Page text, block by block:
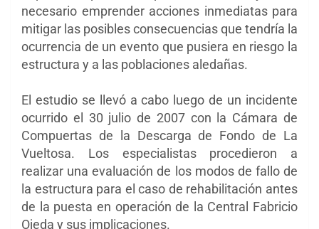
necesario emprender acciones inmediatas para
mitigar las posibles consecuencias que tendría la
ocurrencia de un evento que pusiera en riesgo la
estructura y a las poblaciones aledañas.
El estudio se llevó a cabo luego de un incidente
ocurrido el 30 julio de 2007 con la Cámara de
Compuertas de la Descarga de Fondo de La
Vueltosa. Los especialistas procedieron a
realizar una evaluación de los modos de fallo de
la estructura para el caso de rehabilitación antes
de la puesta en operación de la Central Fabricio
Ojeda y sus implicaciones.